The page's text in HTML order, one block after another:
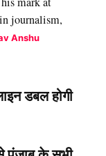
journalism,
Anshu
डबल होगी